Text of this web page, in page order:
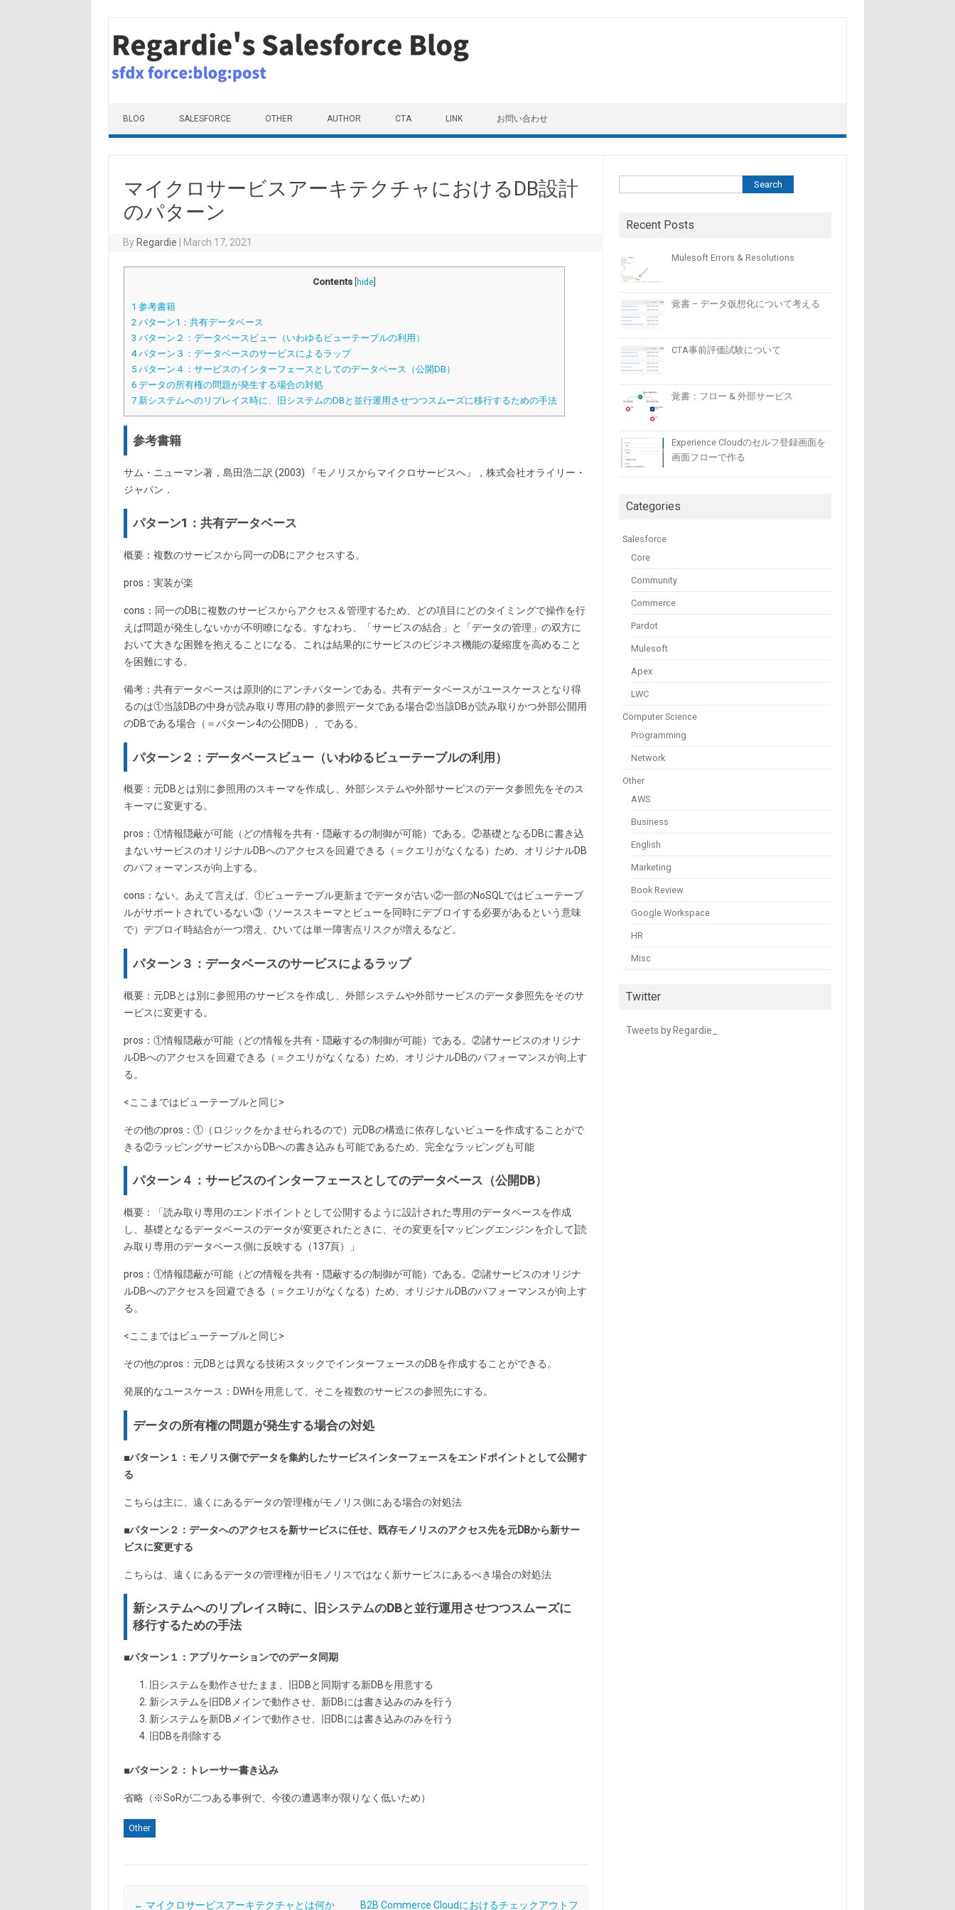
BLOG SALESFORCE OTHER AUTHOR CTA LINK お問い合わせ
マイクロサービスアーキテクチャにおけるDB設計
のパターン
By Regardie March 17, 2021
Contents hide]
1 参考書籍
2パターン1：共有データベース
3 パターン２：データベースビュー（いわゆるビューテーブルの利用）
4パターン３：データベースのサービスによるラップ
5パターン４：サービスのインターフェースとしてのデータベース（公開DB）
6データの所有権の問題が発生する場合の対処
7新システムへのリプレイス時に、旧システムのDBと並行運用させつつスムーズに移行するための手法
参考書籍
サム・ニューマン著，島田浩二訳 (2003) 『モノリスからマイクロサービスへ』，株式会社オライリー・
ジャパン．
パターン1：共有データベース
概要：複数のサービスから同一のDBにアクセスする。
pros：実装が楽
cons：同一のDBに複数のサービスからアクセス＆管理するため、どの項目にどのタイミングで操作を行
えば問題が発生しないかが不明瞭になる。すなわち、「サービスの結合」と「データの管理」の双方に
おいて大きな困難を抱えることになる。これは結果的にサービスのビジネス機能の凝縮度を高めること
を困難にする。
備考：共有データベースは原則的にアンチパターンである。共有データベースがユースケースとなり得
るのは①当該DBの中身が読み取り専用の静的参照データである場合②当該DBが読み取りかつ外部公開用
のDBである場合（＝パターン4の公開DB）、である。
パターン２：データベースビュー（いわゆるビューテーブルの利用）
概要：元DBとは別に参照用のスキーマを作成し、外部システムや外部サービスのデータ参照先をそのス
キーマに変更する。
pros：①情報隠蔽が可能（どの情報を共有・隠蔽するの制御が可能）である。②基礎となるDBに書き込
まないサービスのオリジナルDBへのアクセスを回避できる（＝クエリがなくなる）ため、オリジナルDB
のパフォーマンスが向上する。
cons：ない。あえて言えば、①ビューテーブル更新までデータが古い②一部のNoSQLではビューテーブ
ルがサポートされているない③（ソーススキーマとビューを同時にデプロイする必要があるという意味
で）デプロイ時結合が一つ増え、ひいては単一障害点リスクが増えるなど。
パターン３：データベースのサービスによるラップ
概要：元DBとは別に参照用のサービスを作成し、外部システムや外部サービスのデータ参照先をそのサ
ービスに変更する。
pros：①情報隠蔽が可能（どの情報を共有・隠蔽するの制御が可能）である。②諸サービスのオリジナ
ルDBへのアクセスを回避できる（＝クエリがなくなる）ため、オリジナルDBのパフォーマンスが向上す
る。
<ここまではビューテーブルと同じ>
その他のpros：①（ロジックをかませられるので）元DBの構造に依存しないビューを作成することがで
きる②ラッピングサービスからDBへの書き込みも可能であるため、完全なラッピングも可能
パターン４：サービスのインターフェースとしてのデータベース（公開DB）
概要：「読み取り専用のエンドポイントとして公開するように設計された専用のデータベースを作成
し、基礎となるデータベースのデータが変更されたときに、その変更を[マッピングエンジンを介して]読
み取り専用のデータベース側に反映する（137頁）」
pros：①情報隠蔽が可能（どの情報を共有・隠蔽するの制御が可能）である。②諸サービスのオリジナ
ルDBへのアクセスを回避できる（＝クエリがなくなる）ため、オリジナルDBのパフォーマンスが向上す
る。
<ここまではビューテーブルと同じ>
その他のpros：元DBとは異なる技術スタックでインターフェースのDBを作成することができる。
発展的なユースケース：DWHを用意して、そこを複数のサービスの参照先にする。
データの所有権の問題が発生する場合の対処
■パターン１：モノリス側でデータを集約したサービスインターフェースをエンドポイントとして公開す
る
こちらは主に、遠くにあるデータの管理権がモノリス側にある場合の対処法
■パターン２：データへのアクセスを新サービスに任せ、既存モノリスのアクセス先を元DBから新サー
ビスに変更する
こちらは、遠くにあるデータの管理権が旧モノリスではなく新サービスにあるべき場合の対処法
新システムへのリプレイス時に、旧システムのDBと並行運用させつつスムーズに
移行するための手法
■パターン１：アプリケーションでのデータ同期
旧システムを動作させたまま、旧DBと同期する新DBを用意する
新システムを旧DBメインで動作させ、新DBには書き込みのみを行う
新システムを新DBメインで動作させ、旧DBには書き込みのみを行う
旧DBを削除する
■パターン２：トレーサー書き込み
省略（※SoRが二つある事例で、今後の遭遇率が限りなく低いため）
Other
Post navigation
← マイクロサービスアーキテクチャとは何か B2B Commerce Cloudにおけるチェックアウトフ
検索
Search
Recent Posts
Mulesoft Errors & Resolutions
覚書 – データ仮想化について考える
CTA事前評価試験について
覚書：フロー & 外部サービス
Experience Cloudのセルフ登録画面を
画面フローで作る
Categories
Salesforce
Core
Community
Commerce
Pardot
Mulesoft
Apex
LWC
Computer Science
Programming
Network
Other
AWS
Business
English
Marketing
Book Review
Google Workspace
HR
Misc
Twitter
Tweets by Regardie_